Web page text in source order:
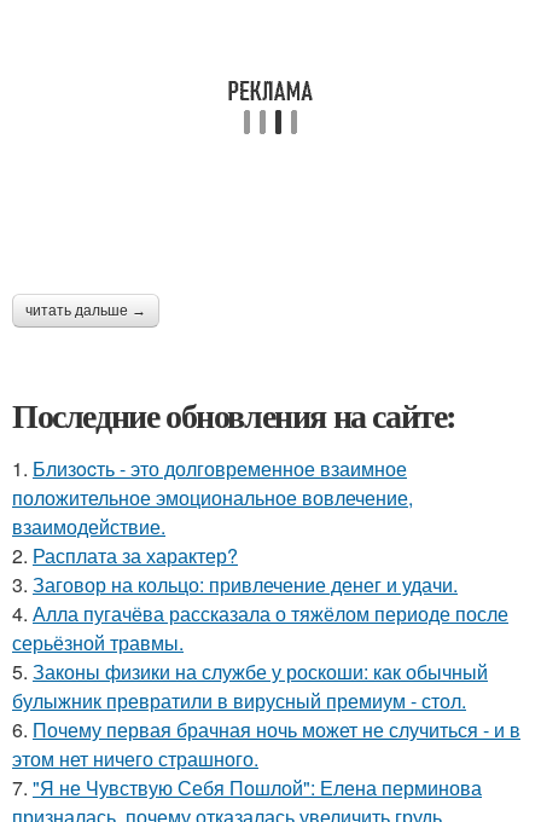
читать дальше →
Последние обновления на сайте:
1. Близocть - это долговременное взаимное
положительное эмоциональное вовлечение,
взаимодействие.
2. Расплата за характер?
3. Заговор на кольцо: привлечение денег и удачи.
4. Алла пугачёва рассказала о тяжёлом периоде после
серьёзной травмы.
5. Законы физики на службе у роскоши: как обычный
булыжник превратили в вирусный премиум - стол.
6. Почему первая брачная ночь может не случиться - и в
этом нет ничего страшного.
7. "Я не Чувствую Себя Пошлой": Елена перминова